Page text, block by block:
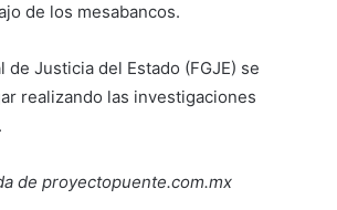
de los mesabancos.
de Justicia del Estado (FGJE) se
realizando las investigaciones
de proyectopuente.com.mx